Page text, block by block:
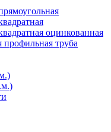
оцинкованная
профильная труба